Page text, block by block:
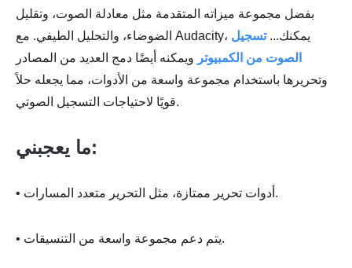
بفضل مجموعة ميزاته المتقدمة مثل معادلة الصوت، وتقليل
الضوضاء، والتحليل الطيفي. مع Audacity، يمكنك...تسجيل
الصوت من الكمبيوتر ويمكنه أيضًا دمج العديد من المصادر
وتحريرها باستخدام مجموعة واسعة من الأدوات، مما يجعله حلاً
قويًا لاحتياجات التسجيل الصوتي.
ما يعجبني:
• أدوات تحرير ممتازة، مثل التحرير متعدد المسارات.
• يتم دعم مجموعة واسعة من التنسيقات.